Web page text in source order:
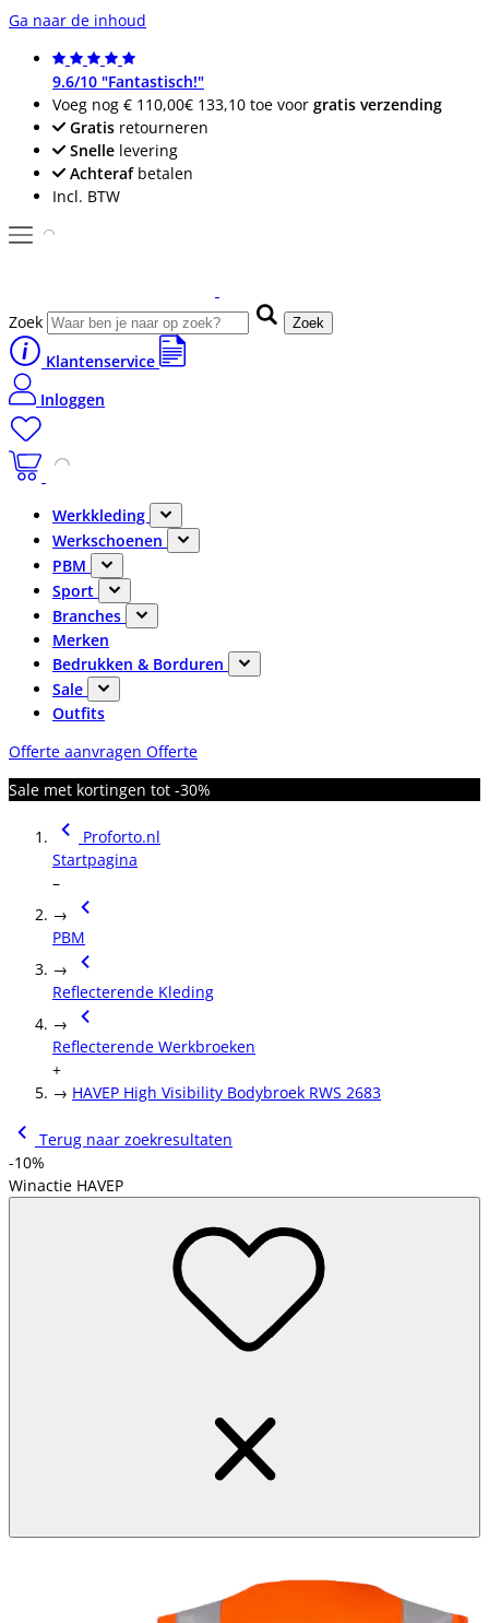
Ga naar de inhoud
9.6/10 "Fantastisch!"
Voeg nog € 110,00€ 133,10 toe voor gratis verzending
Gratis retourneren
Snelle levering
Achterafbetalen
Incl. BTW
Zoek Zoek
Klantenservice
Inloggen
Werkkleding
Werkschoenen
PBM
Sport
Branches
Merken
Bedrukken & Borduren
Sale
Outfits
Offerte aanvragen Offerte
Sale met kortingen tot -30%
Proforto.nl
Startpagina
–
→
PBM
→
Reflecterende Kleding
→
Reflecterende Werkbroeken
+
→ HAVEP High Visibility Bodybroek RWS 2683
Terug naar zoekresultaten
-10%
Winactie HAVEP